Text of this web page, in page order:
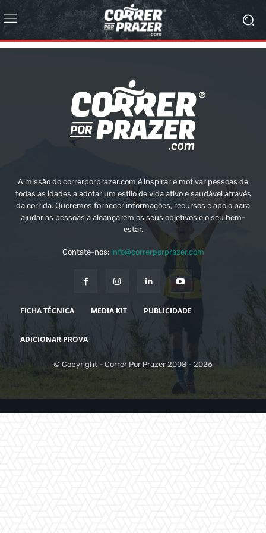
A missão do correrporprazer.com é inspirar e motivar pessoas de
todas as idades a adotar um estilo de vida ativo e saudável através
da corrida. Queremos fornecer informações, recursos e apoio para
ajudar as pessoas a alcançarem os seus objetivos e o seu bem-
estar.
Contate-nos: info@correrporprazer.com
FICHA TÉCNICA MEDIA KIT PUBLICIDADE
ADICIONAR PROVA
© Copyright - Correr Por Prazer 2008 - 2026